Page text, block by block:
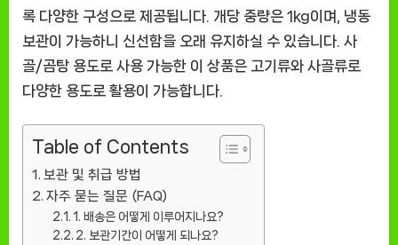
록 다양한 구성으로 제공됩니다. 개당 중량은 1kg이며, 냉동
보관이 가능하니 신선함을 오래 유지하실 수 있습니다. 사
골/곰탕 용도로 사용 가능한 이 상품은 고기류와 사골류로
다양한 용도로 활용이 가능합니다.
Table of Contents
보관 및 취급 방법
자주 묻는 질문 (FAQ)
1. 배송은 어떻게 이루어지나요?
2. 보관기간이 어떻게 되나요?